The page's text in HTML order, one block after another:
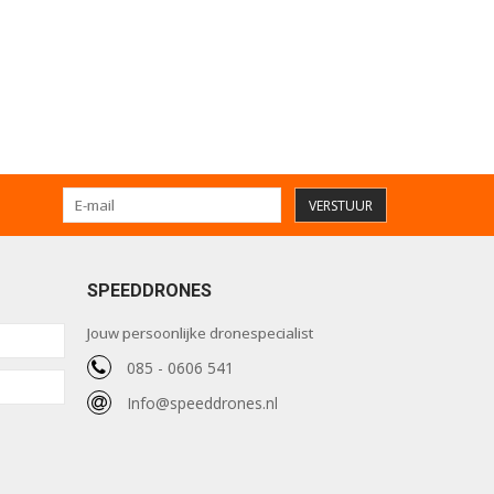
VERSTUUR
SPEEDDRONES
Jouw persoonlijke dronespecialist
085 - 0606 541
Info@speeddrones.nl